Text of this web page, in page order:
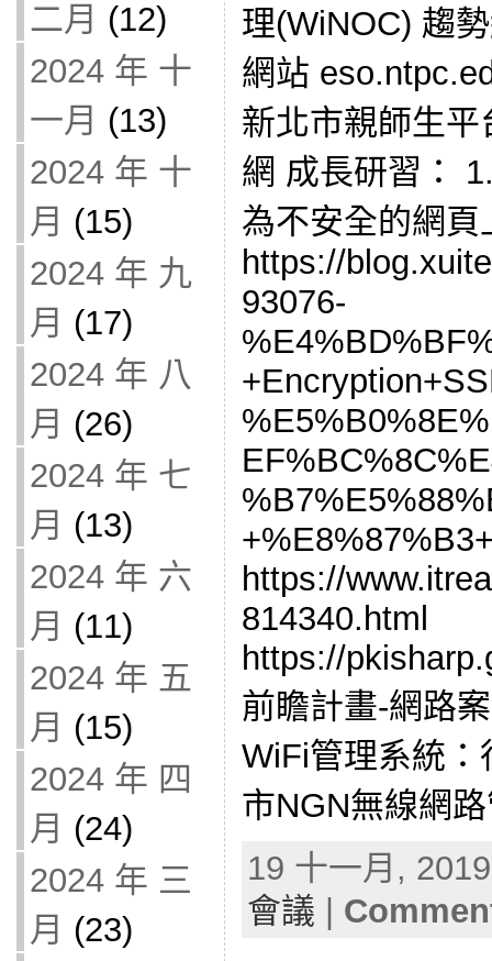
二月 (12)
2024 年 十
一月 (13)
2024 年 十
月 (15)
2024 年 九
月 (17)
2024 年 八
月 (26)
2024 年 七
月 (13)
2024 年 六
月 (11)
2024 年 五
月 (15)
2024 年 四
月 (24)
2024 年 三
月 (23)
理(WiNOC) 趨
網站
新北市親師生
網 成長研習：
為不安全的網頁
https://
93076-
https://
814340.html
https://
前瞻計畫-網路
WiFi管理系統
市NGN無線網
19 十一月,
會議